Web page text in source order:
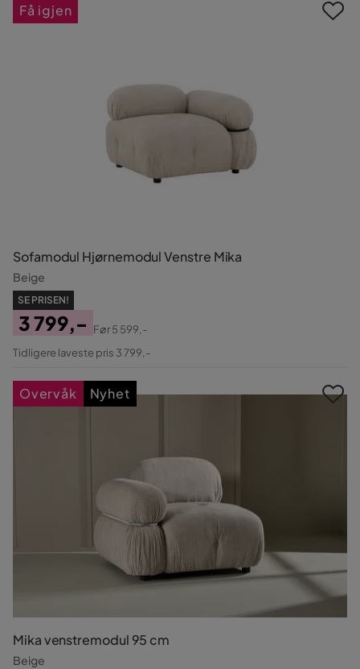
Sofamodul Hjørnemodul Venstre Mika
Beige
SE PRISEN!
Pris
3 799,-
Original
Før5 599,-
Tidligere laveste pris 3 799,-
Få igjen
Mika venstremodul 95 cm
Beige
Overvåk Nyhet